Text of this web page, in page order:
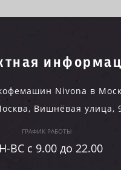
Nivona в
, Вишнёвая улица,
ГРАФИК РАБОТЫ
ВC c 9.00 до 22.00